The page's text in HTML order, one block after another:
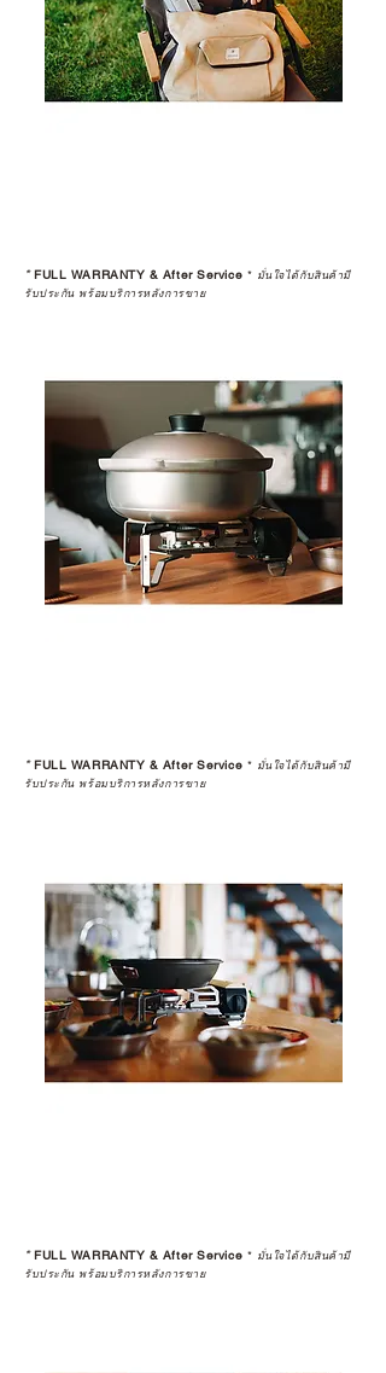
อ่านต่อเรื่องการรับประกันสินค้าได้
ตรงนี้
>>https://www.campstudio.co.th/
warranty
*FULL WARRANTY & After Service * มั่นใจได้กับสินค้ามี
รับประกัน พร้อมบริการหลังการขาย
*FULL WARRANTY & After Service * มั่นใจได้กับสินค้ามี
รับประกัน พร้อมบริการหลังการขาย
*FULL WARRANTY & After Service * มั่นใจได้กับสินค้ามี
รับประกัน พร้อมบริการหลังการขาย